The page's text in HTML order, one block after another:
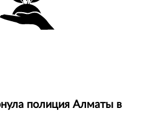
полиция Алматы в